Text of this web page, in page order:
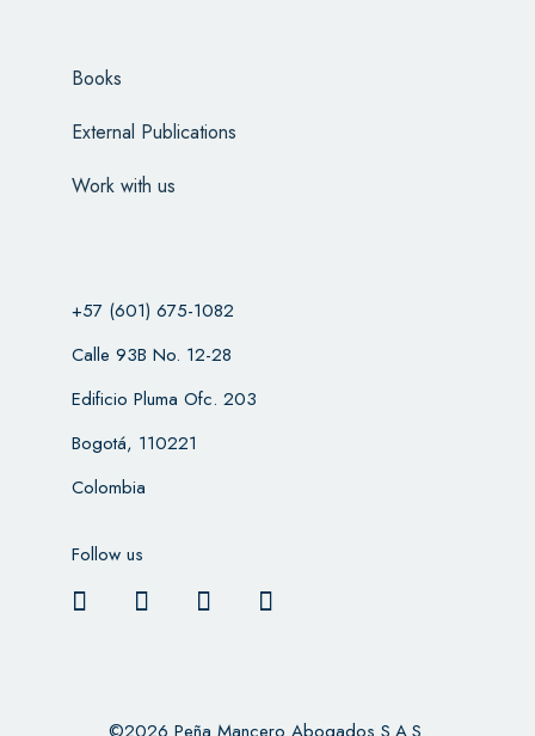
Books
External Publications
Work with us
+57 (601) 675-1082
Calle 93B No. 12-28
Edificio Pluma Ofc. 203
Bogotá, 110221
Colombia
Follow us